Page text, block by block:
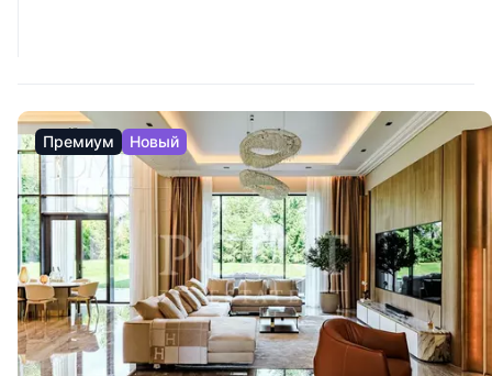
Премиум Новый